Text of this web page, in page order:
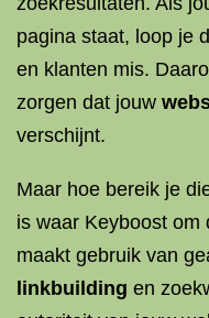
pagina staat, loop je
en klanten mis.
zorgen dat jouw
verschijnt.
Maar hoe bereik je
is waar Keyboost om
maakt gebruik van
linkbuilding en